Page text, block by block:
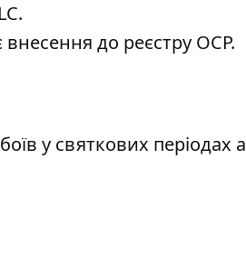
внесення до реєстру ОСР.
у святкових періодах